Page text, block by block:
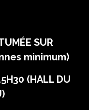
SUR
minimum)
(HALL DU